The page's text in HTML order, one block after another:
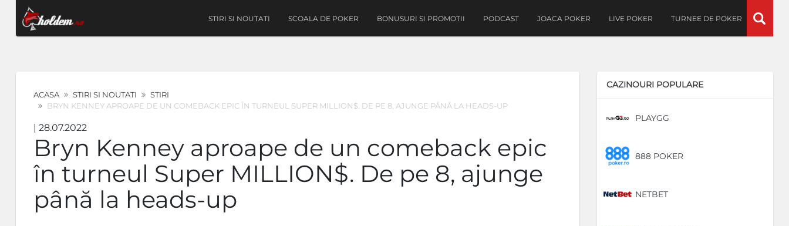
STIRI SI NOUTATI SCOALA DE POKER BONUSURI SI PROMOTII PODCAST JOACA POKER LIVE POKER TURNEE DE POKER
ACASA STIRI SI NOUTATI
STIRI
BRYN KENNEY APROAPE DE UN COMEBACK EPIC ÎN TURNEUL SUPER MILLION$. DE PE 8, AJUNGE PÂNĂ LA HEADS-UP
| 28.07.2022
Bryn Kenney aproape de un comeback epic
în turneul Super MILLION$. De pe 8, ajunge
până la heads-up
CAZINOURI POPULARE
PLAYGG
888 POKER
NETBET